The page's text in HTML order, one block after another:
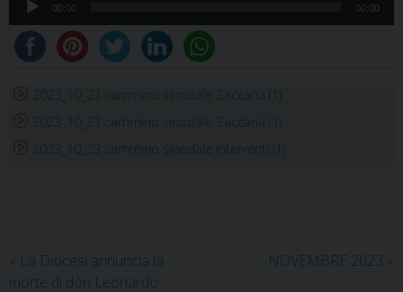
Player
00:00 00:00
2023_10_23 cammino sinodale Zaccaria (1)
2023_10_23 cammino sinodale Zaccaria (1)
2023_10_23 cammino sinodale interventi (1)
« La Diocesi annuncia la
morte di don Leonardo
NOVEMBRE 2023 »